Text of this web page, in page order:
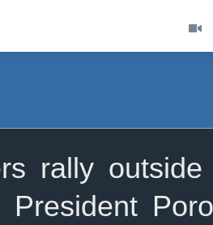
rally